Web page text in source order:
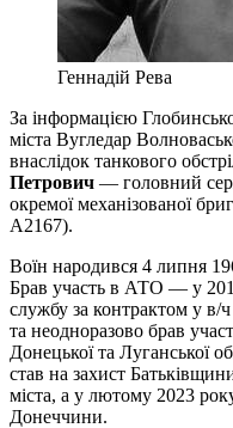
Геннадій Рева
За інформацією
міста Вугледар
внаслідок танкового
Петрович — головний
окремої механізованої
А2167).
Воїн народився 4 липня
Брав участь в АТО — у
службу за контрактом у в/
та неодноразово брав
Донецької та Луганської
став на захист
міста, а у лютому 2023
Донеччини.